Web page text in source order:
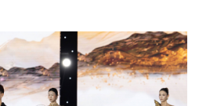
mắt kính thông minh tích hợp
lộ thiết kế chưa từng có trên
tra màn hình Galaxy S26 Ultra